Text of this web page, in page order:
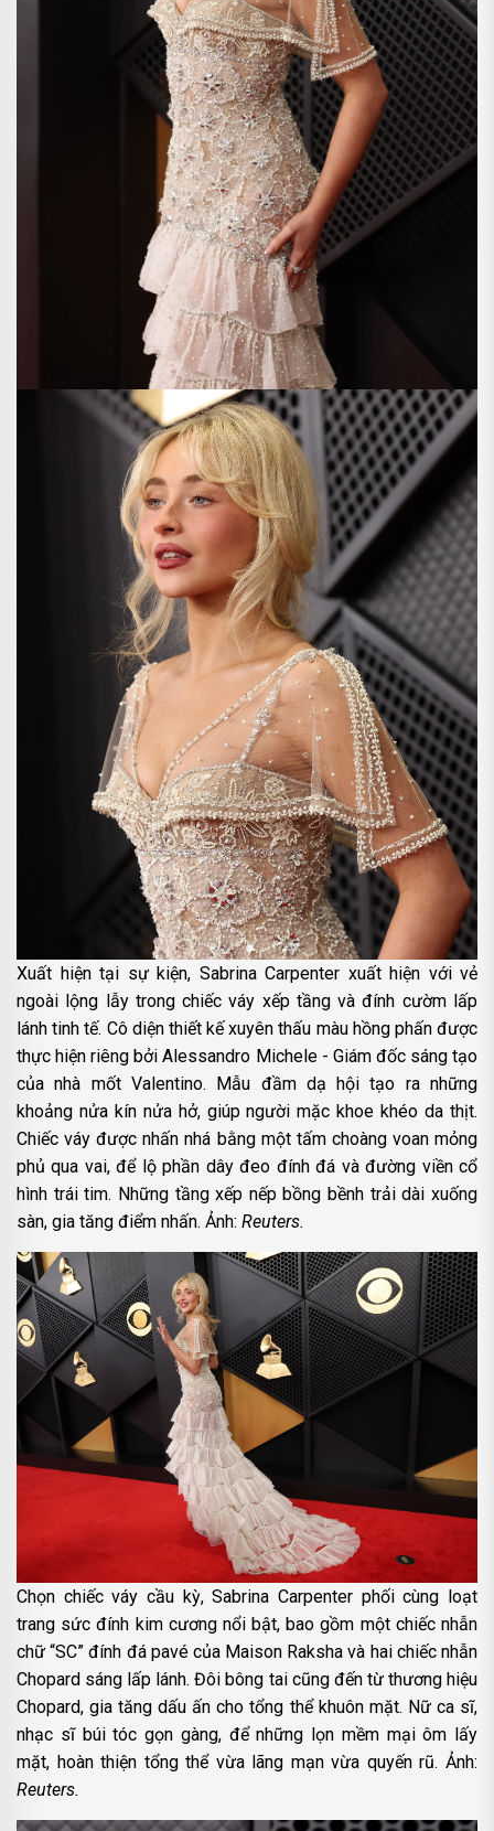
Xuất hiện tại sự kiện, Sabrina Carpenter xuất hiện với vẻ
ngoài lộng lẫy trong chiếc váy xếp tầng và đính cườm lấp
lánh tinh tế. Cô diện thiết kế xuyên thấu màu hồng phấn được
thực hiện riêng bởi Alessandro Michele - Giám đốc sáng tạo
của nhà mốt Valentino. Mẫu đầm dạ hội tạo ra những
khoảng nửa kín nửa hở, giúp người mặc khoe khéo da thịt.
Chiếc váy được nhấn nhá bằng một tấm choàng voan mỏng
phủ qua vai, để lộ phần dây đeo đính đá và đường viền cổ
hình trái tim. Những tầng xếp nếp bồng bềnh trải dài xuống
sàn, gia tăng điểm nhấn. Ảnh: Reuters.
Chọn chiếc váy cầu kỳ, Sabrina Carpenter phối cùng loạt
trang sức đính kim cương nổi bật, bao gồm một chiếc nhẫn
chữ “SC” đính đá pavé của Maison Raksha và hai chiếc nhẫn
Chopard sáng lấp lánh. Đôi bông tai cũng đến từ thương hiệu
Chopard, gia tăng dấu ấn cho tổng thể khuôn mặt. Nữ ca sĩ,
nhạc sĩ búi tóc gọn gàng, để những lọn mềm mại ôm lấy
mặt, hoàn thiện tổng thể vừa lãng mạn vừa quyến rũ. Ảnh:
Reuters.